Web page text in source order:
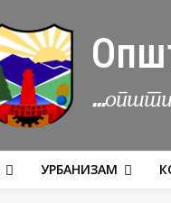
УРБАНИЗАМ